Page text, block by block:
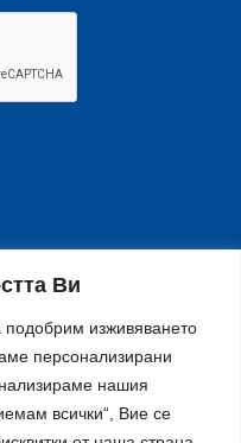
Ви
подобрим изживяването
персонализирани
нашия
всички“, Вие се
be sent to your email
използвани за
сайт, за да